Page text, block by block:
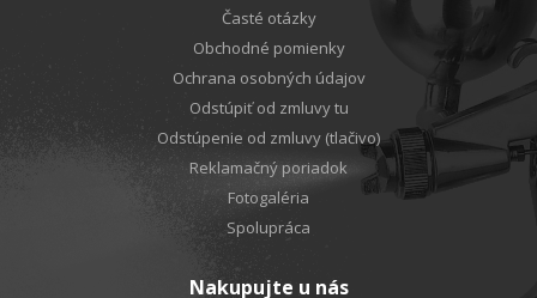
Časté otázky
Obchodné pomienky
Ochrana osobných údajov
Odstúpiť od zmluvy tu
Odstúpenie od zmluvy (tlačivo)
Reklamačný poriadok
Fotogaléria
Spolupráca
Nakupujte u nás